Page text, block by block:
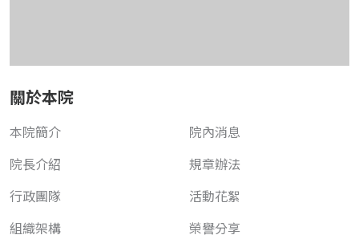
關於本院
本院簡介
院長介紹
行政團隊
組織架構
院內消息
規章辦法
活動花絮
榮譽分享